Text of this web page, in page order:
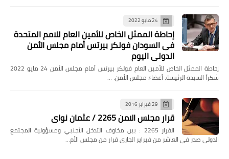
24 مايو 2022
إحاطة الممثل الخاص للأمين العام للامم المتحدة
فى السودان فولكر بيرتس أمام مجلس الأمن
الدولي اليوم
إحاطة الممثل الخاص للأمين العام فولكر بيرتس أمام مجلس الأمن 24 مايو 2022
شكراً السيدة الرئيسة، أعضاء مجلس الأمن، …
29 فبراير 2016
قرار مجلس الامن 2265 / عثمان نواى
القرار 2265 : بين مخاوف التدخل الأجنبي ومسؤولية المجتمع
الدولي صدر في العاشر من فبراير الجارى قرار من مجلس الأم…